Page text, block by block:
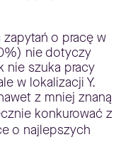
o pracę w
nie dotyczy
nie szuka pracy
w lokalizacji Y.
z mniej znaną
konkurować z
o najlepszych